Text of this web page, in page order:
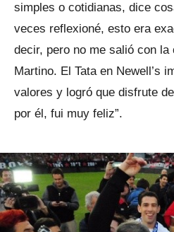
simples o cotidianas, dice
veces reflexioné, esto era
decir, pero no me salió con
Martino. El Tata en Newell’s
valores y logró que disfrute
por él, fui muy feliz”.